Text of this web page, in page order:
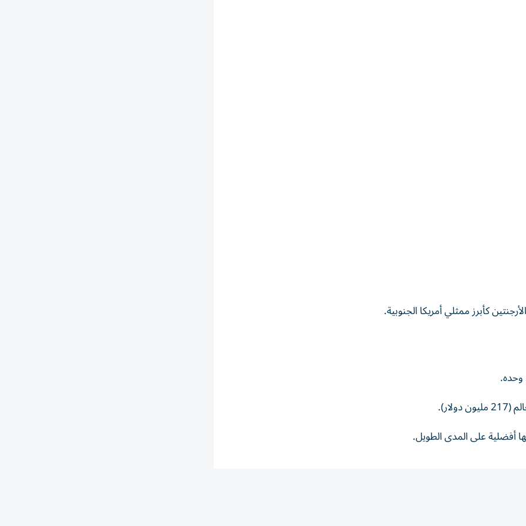
كأبرز ممثلي أمريكا الجنوبية.
وحده.
أفضلية على المدى الطويل.